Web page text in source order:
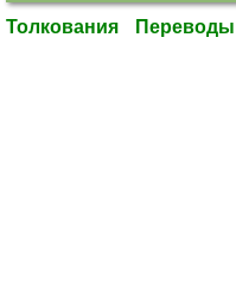
Толкования Переводы